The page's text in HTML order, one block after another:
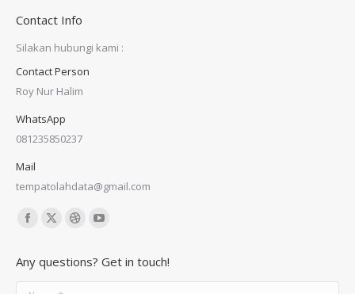
Contact Info
Silakan hubungi kami :
Contact Person
Roy Nur Halim
WhatsApp
081235850237
Mail
tempatolahdata@gmail.com
Find us on:
Facebook
opens
in
X
opens
Dribbble
opensopens
Any questions? Get in touch!
Name *